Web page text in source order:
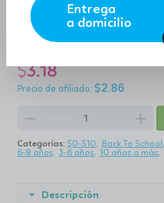
Entrega
a domicilio
Rompecabezas
$3.18
$2.86
remove add
Categorías: $0-$10 Back To School
6-8 años 3-6 años 10 años o más
Descripción